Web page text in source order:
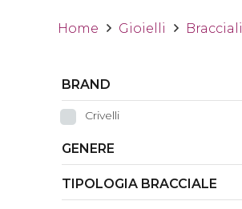
Home Gioielli Bracciali
BRAND
Crivelli
GENERE
TIPOLOGIA BRACCIALE